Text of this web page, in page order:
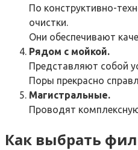
По конструктивно-
очистки.
Они обеспечивают
Рядом с мойкой.
Представляют собой
Поры прекрасно
Магистральные.
Проводят
Как выбрать